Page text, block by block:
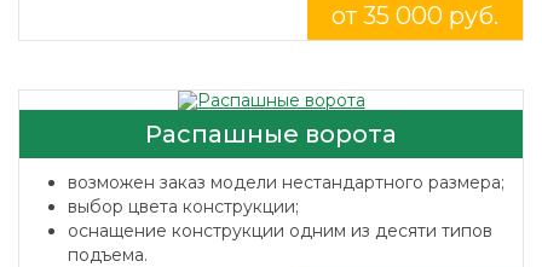
от 35 000 руб.
Распашные ворота
возможен заказ модели нестандартного размера;
выбор цвета конструкции;
оснащение конструкции одним из десяти типов
подъема.